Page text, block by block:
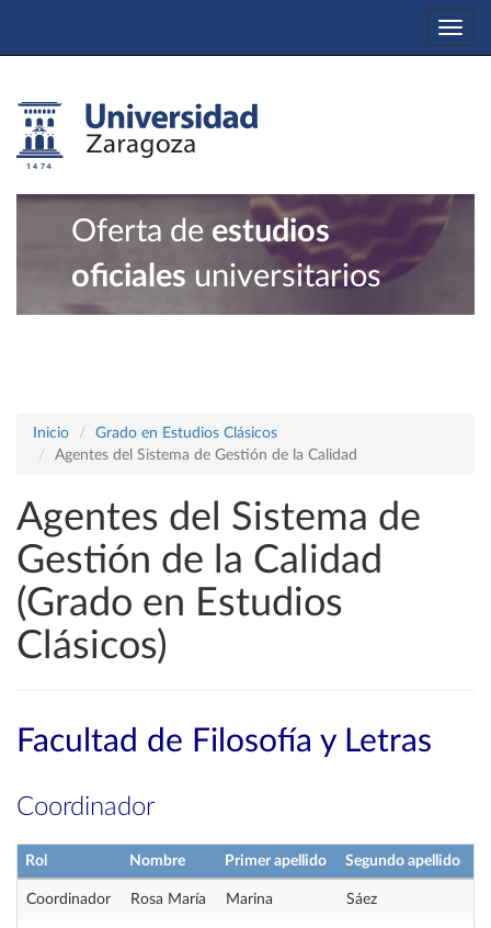
Oferta de estudios
oficiales universitarios
Inicio
Grado en Estudios Clásicos
Agentes del Sistema de Gestión de la Calidad
Agentes del Sistema de
Gestión de la Calidad
(Grado en Estudios
Clásicos)
Facultad de Filosofía y Letras
Coordinador
Rol Nombre Primer apellido Segundo apellido
Coordinador Rosa María Marina Sáez